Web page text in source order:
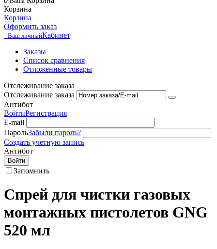
Корзина
Корзина
Оформить заказ
Ваш личныйКабинет
Заказы
Список сравнения
Отложенные товары
Отслеживание заказа
Отслеживание заказа
Антибот
ВойтиРегистрация
E-mail
ПарольЗабыли пароль?
Создать учетную запись
Антибот
Войти
Запомнить
Спрей для чистки газовых
монтажных пистолетов GNG
520 мл